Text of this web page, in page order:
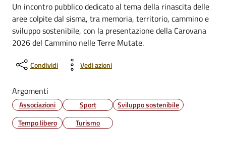
Un incontro pubblico dedicato al tema della rinascita delle
aree colpite dal sisma, tra memoria, territorio, cammino e
sviluppo sostenibile, con la presentazione della Carovana
2026 del Cammino nelle Terre Mutate.
Condividi Vedi azioni
Argomenti
Associazioni Sport
Sviluppo sostenibile
Tempo libero
Turismo